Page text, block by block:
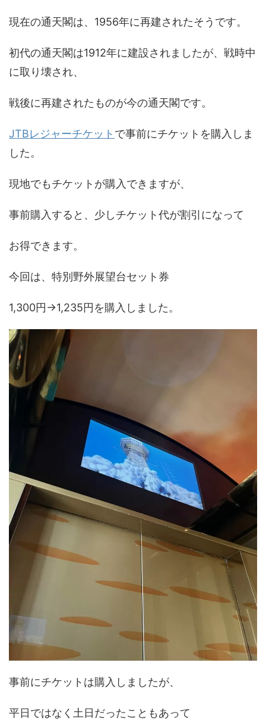
現在の通天閣は、1956年に再建されたそうです。
初代の通天閣は1912年に建設されましたが、戦時中
に取り壊され、
戦後に再建されたものが今の通天閣です。
JTBレジャーチケット で事前にチケットを購入しま
した。
現地でもチケットが購入できますが、
事前購入すると、少しチケット代が割引になって
お得できます。
今回は、特別野外展望台セット券
1,300円→1,235円を購入しました。
事前にチケットは購入しましたが、
平日ではなく土日だったこともあって